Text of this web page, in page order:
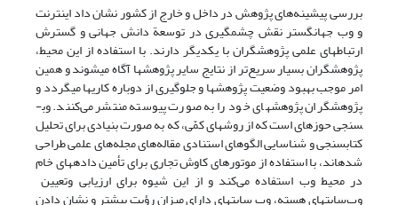
بررسی پیشینه‌های پژوهش در داخل و خارج از کشور نشان داد اینترنت
و وب جهانگستر نقش چشمگیری در توسعة دانش جهانی و گسترش
ارتباطهای علمی پژوهشگران با یکدیگر دارند. با استفاده از این محیط،
پژوهشگران بسیار سریع‌تر از نتایج سایر پژوهشها آگاه می­شوند و همین
امر موجب بهبود وضعیت پژوهشها و جلوگیری از دوباره کاریها می­گردد و
پژوهشگران پژوهشهای خود را به صورت پیوسته منتشر می‌کنند. وب­
سنجی حوزه­ای است که از روشهای کمّی، که به صورت بنیادی برای تحلیل
کتابسنجی و شناسایی الگوهای استنادی مقاله‌های مجله‌های علمی طراحی
شده­اند، با استفاده از موتورهای کاوش تجاری برای تأمین داده­های خام
در محیط وب استفاده می‌کند و از این شیوه برای ارزیابی وتعیین
وب‌سایتهای هسته، وب سایتهای دارای میزان رؤیت بیشتر و نشان دادن